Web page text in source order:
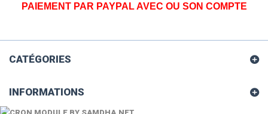
PAIEMENT PAR PAYPAL AVEC OU SON COMPTE
CATÉGORIES
INFORMATIONS